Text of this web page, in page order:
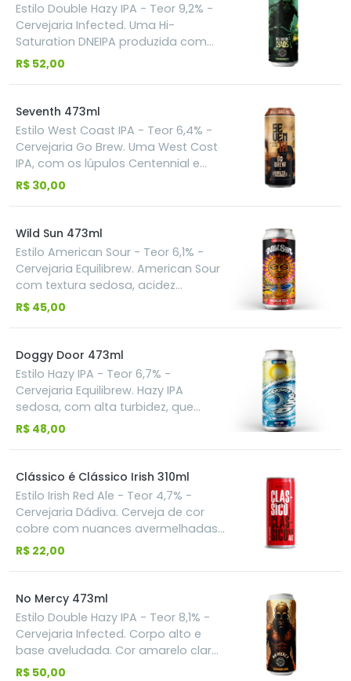
Estilo Double Hazy IPA - Teor 9,2% -
Cervejaria Infected. Uma Hi-
Saturation DNEIPA produzida com
Citra Dynaboost, Citra Hyperboost,
altamente usados pelas cervejarias
mais brabas da cena gringa. Cítrico
na cara. Tropical profundo. Impacto
contínuo. Direta. Intensa.
R$ 52,00
Seventh 473ml
Estilo West Coast IPA - Teor 6,4% -
Cervejaria Go Brew. Uma West Cost
IPA, com os lúpulos Centennial e
Cascade. Apresenta aroma herbal,
Inspirada em contos místicos e
folclóricos, em que o número sete
representa “o escolhido(a).
Harmoniza com pratos mais
gordurosos, como o clássico
hambúrguer, frango frito
R$ 30,00
Wild Sun 473ml
Estilo American Sour - Teor 6,1% -
Cervejaria Equilibrew. American Sour
com textura sedosa, acidez
assertiva e adições de Tangerina,
R$ 45,00
Doggy Door 473ml
Estilo Hazy IPA - Teor 6,7% -
Cervejaria Equilibrew. Hazy IPA
sedosa, com alta turbidez, que
explora os lúpulos Peacharine,
R$ 48,00
Clássico é Clássico Irish 310ml
Estilo Irish Red Ale - Teor 4,7% -
Cervejaria Dádiva. Cerveja de cor
cobre com nuances avermelhadas.
Sensorial: uma receita clássica e
caramelo, sutil tosta e final seco. O
lúpulo inglês dá um leve toque
terroso.
R$ 22,00
No Mercy 473ml
Estilo Double Hazy IPA - Teor 8,1% -
Cervejaria Infected. Corpo alto e
base aveludada. Cor amarelo claro
e suculenta. Produzida com os
R$ 50,00